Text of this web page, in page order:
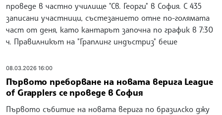
проведе в частно училище "Св. Георги" в София. С 435
записани участници, състезанието отне по-голямата
част от деня, като кантарът започна по график в 7:30
ч. Правилникът на "Граплинг индъстриз" беше
08.03.2026 16:00
Първото преборване на новата верига League
of Grapplers се проведе в София
Първото събитие на новата верига по бразилско джу